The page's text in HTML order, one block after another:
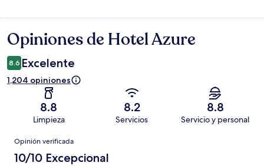
Opiniones
Opiniones de Hotel Azure
8.6 Excelente
1,204 opiniones
8.8
Limpieza
8.2
Servicios
8.8
Servicio y personal
Opiniones
Opinión verificada
10/10 Excepcional